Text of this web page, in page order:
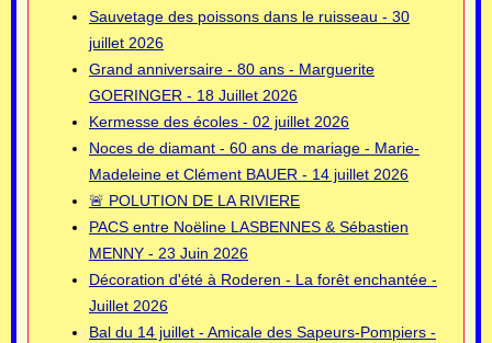
Sauvetage des poissons dans le ruisseau - 30
juillet 2026
Grand anniversaire - 80 ans - Marguerite
GOERINGER - 18 Juillet 2026
Kermesse des écoles - 02 juillet 2026
Noces de diamant - 60 ans de mariage - Marie-
Madeleine et Clément BAUER - 14 juillet 2026
🚨 POLUTION DE LA RIVIERE
PACS entre Noëline LASBENNES & Sébastien
MENNY - 23 Juin 2026
Décoration d'été à Roderen - La forêt enchantée -
Juillet 2026
Bal du 14 juillet - Amicale des Sapeurs-Pompiers -